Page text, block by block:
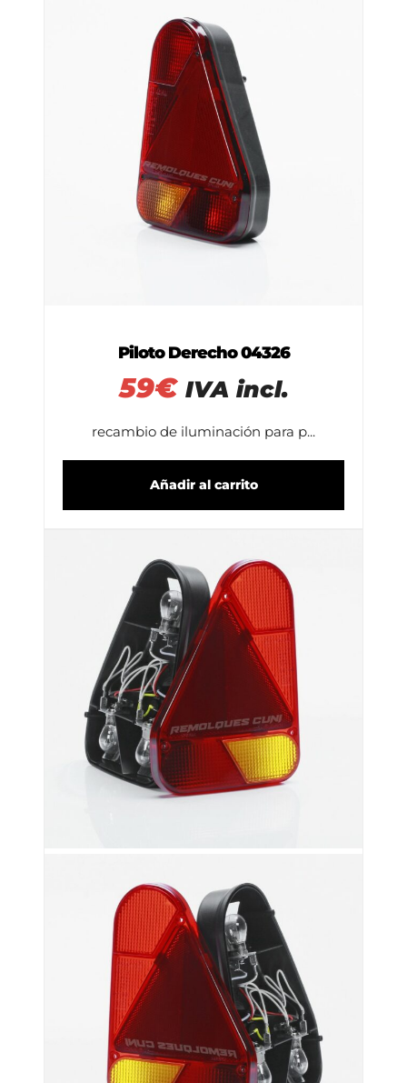
Piloto Derecho 04326
59€ IVA incl.
recambio de iluminación para p...
Añadir al carrito